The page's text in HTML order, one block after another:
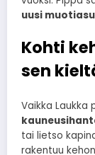
uusi
Kohti
sen
Vaikka Laukka
tai lietso
rakentuu